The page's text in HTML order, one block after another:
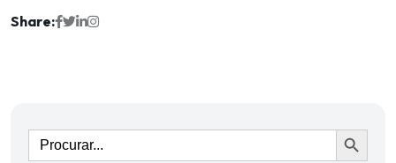
Share:
Ir